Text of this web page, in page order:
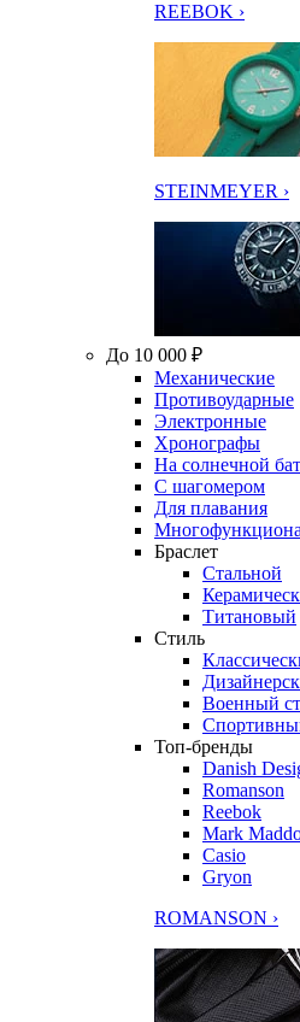
REEBOK ›
STEINMEYER ›
До 10 000 ₽
Механические
Противоударные
Электронные
Хронографы
На солнечной
С шагомером
Для плавания
Браслет
Стальной
Титановый
Стиль
Военный
Топ-бренды
Danish
Romanson
Reebok
Mark
Casio
Gryon
ROMANSON ›